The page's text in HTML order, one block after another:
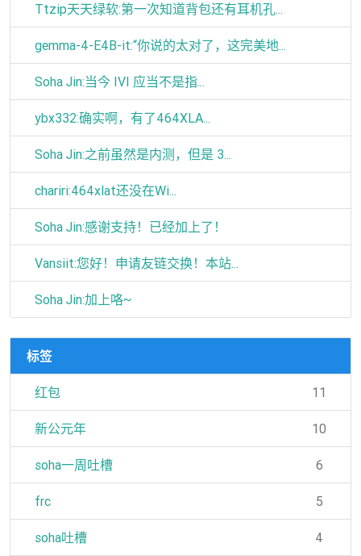
Ttzip天天绿软:第一次知道背包还有耳机孔...
gemma-4-E4B-it:“你说的太对了，这完美地...
Soha Jin:当今 IVI 应当不是指...
ybx332:确实啊，有了464XLA...
Soha Jin:之前虽然是内测，但是 3...
chariri:464xlat还没在Wi...
Soha Jin:感谢支持！已经加上了！
Vansiit:您好！申请友链交换！本站...
Soha Jin:加上咯~
标签
红包 11
新公元年 10
soha一周吐槽 6
frc 5
soha吐槽 4